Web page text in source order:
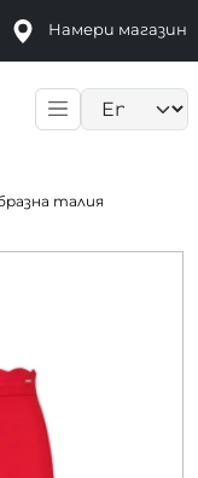
Намери магазин
талия